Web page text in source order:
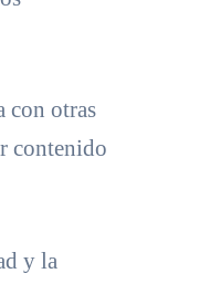
con otras
contenido
y la